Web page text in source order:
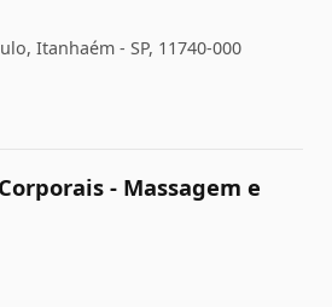
Itanhaém - SP, 11740-000
- Massagem e